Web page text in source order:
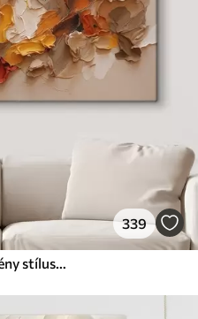
339
Absztrakt festmény olajfestmény stílusban